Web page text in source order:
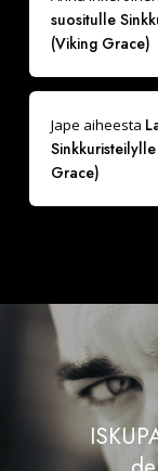
suositulle
(Viking Grace)
Jape aiheesta
Grace)